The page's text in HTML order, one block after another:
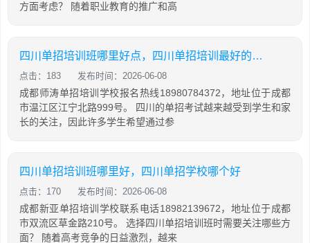
方面考虑？ 随着职业教育的推广和高
四川单招培训班哪里好点，四川单招培训最好的学校
点击：183 发布时间：2026-06-08
成都师涛单招培训学校报名热线18980784372，地址位于成都
市温江区江宁北路999号。 四川的单招考试越来越受到学生和家
长的关注，因此许多学生希望通过参
四川单招培训班哪里好，四川单招学校哪个好
点击：170 发布时间：2026-06-08
成都新亚单招培训学校联系电话18982139672，地址位于成都
市双流区草金路210号。 选择四川单招培训班时需要关注哪些方
面？ 随着高考竞争的日益激烈，越来